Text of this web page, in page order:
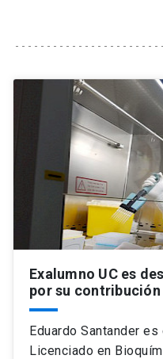
Universidad
Información para
Futuros estudiantes
Estudiantes
Académicos
Personal
Alumni
Go to english site
ACCESOS DIRECTOS
Mi Cuenta UC launch
Correo UC launch
Exalumno UC es
por su
Eduardo Santander
Licenciado en